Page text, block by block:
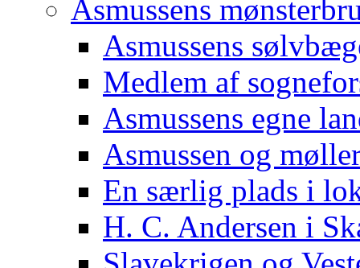
Asmussens
Asmussens
Medlem af
Asmussens egne
Asmussen og
En særlig plads i
H. C. Andersen i